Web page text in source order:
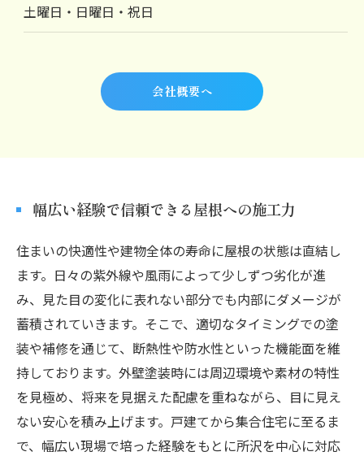
土曜日・日曜日・祝日
会社概要へ
幅広い経験で信頼できる屋根への施工力
住まいの快適性や建物全体の寿命に屋根の状態は直結し
ます。日々の紫外線や風雨によって少しずつ劣化が進
み、見た目の変化に表れない部分でも内部にダメージが
蓄積されていきます。そこで、適切なタイミングでの塗
装や補修を通じて、断熱性や防水性といった機能面を維
持しております。外壁塗装時には周辺環境や素材の特性
を見極め、将来を見据えた配慮を重ねながら、目に見え
ない安心を積み上げます。戸建てから集合住宅に至るま
で、幅広い現場で培った経験をもとに所沢を中心に対応